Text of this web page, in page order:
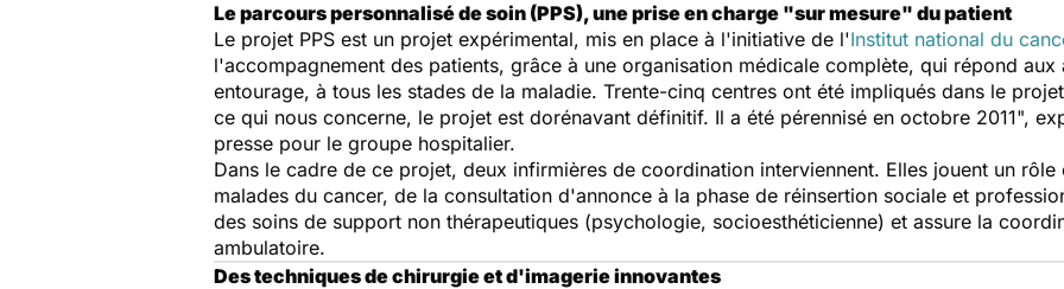
Le parcours personnalisé de soin (PPS), une prise en charge "sur mesure" du patient
Le projet PPS est un projet expérimental, mis en place à l'initiative de l'Institut national du
l'accompagnement des patients, grâce à une organisation médicale complète, qui répond aux
entourage, à tous les stades de la maladie. Trente-cinq centres ont été impliqués dans le
ce qui nous concerne, le projet est dorénavant définitif. Il a été pérennisé en octobre 2011",
presse pour le groupe hospitalier.
Dans le cadre de ce projet, deux infirmières de coordination interviennent. Elles jouent un
malades du cancer, de la consultation d'annonce à la phase de réinsertion sociale et
des soins de support non thérapeutiques (psychologie, socioesthéticienne) et assure la
ambulatoire.
Des techniques de chirurgie et d'imagerie innovantes